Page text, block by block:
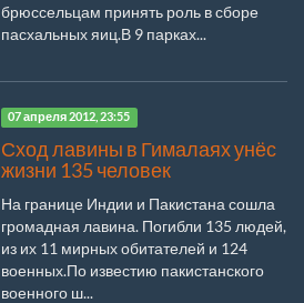
брюссельцам принять роль в сборе
пасхальных яиц.В 9 парках...
07 апреля 2012, 23:55
Сход лавины в Гималаях унёс
жизни 135 человек
На границе Индии и Пакистана сошла
громадная лавина. Погибли 135 людей,
из их 11 мирных обитателей и 124
военных.По известию пакистанского
военного ш...